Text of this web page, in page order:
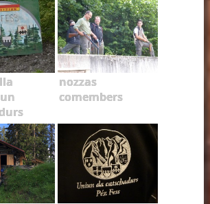
nozzas
comembers